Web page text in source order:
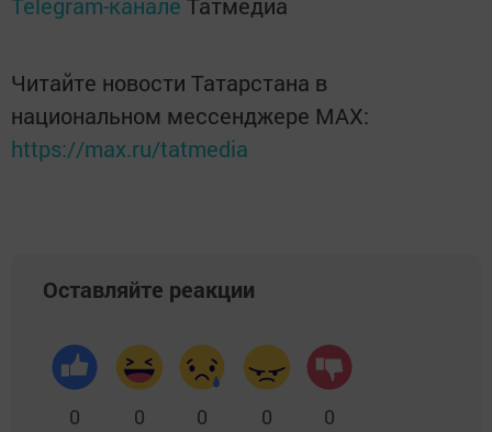
Telegram-канале Татмедиа
Читайте новости Татарстана в
национальном мессенджере MАХ:
https://max.ru/tatmedia
Оставляйте реакции
0 0 0 0 0